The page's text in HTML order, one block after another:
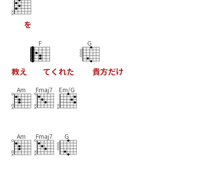
を
教え
F
てく れた
G
貴方だけ
Am Fmaj7 Em/G
Am Fmaj7 G